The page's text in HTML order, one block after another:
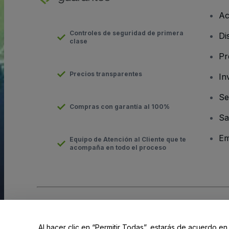
Controles de seguridad de primera
clase
Precios transparentes
Compras con garantía al 100%
Equipo de Atención al Cliente que te
acompaña en todo el proceso
Al hacer clic en “Permitir Todas”, estarás de acuerdo